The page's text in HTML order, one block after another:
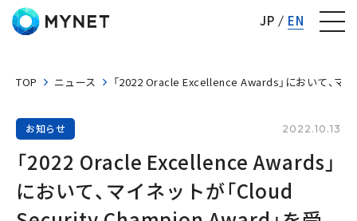
JP EN
TOP ニュース 「2022 Oracle Excellence Awards」において、
お知らせ 2022.10.13
「2022 Oracle Excellence Awards」
において、マイネットが「Cloud